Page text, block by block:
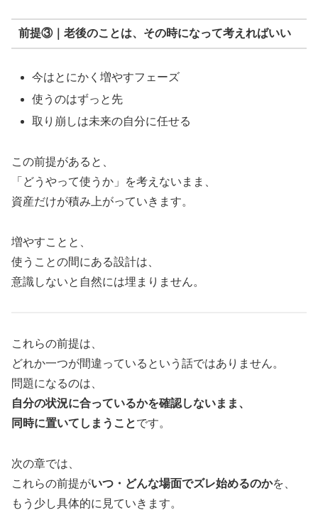
前提③｜老後のことは、その時になって考えればいい
今はとにかく増やすフェーズ
使うのはずっと先
取り崩しは未来の自分に任せる
この前提があると、
「どうやって使うか」を考えないまま、
資産だけが積み上がっていきます。
増やすことと、
使うことの間にある設計は、
意識しないと自然には埋まりません。
これらの前提は、
どれか一つが間違っているという話ではありません。
問題になるのは、
自分の状況に合っているかを確認しないまま、
同時に置いてしまうことです。
次の章では、
これらの前提がいつ・どんな場面でズレ始めるのかを、
もう少し具体的に見ていきます。